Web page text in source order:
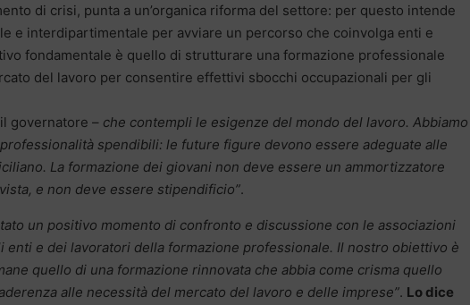
di crisi, punta a un’organica riforma del settore: per questo intende
e interdipartimentale per avviare un percorso che coinvolga enti e
fondamentale è quello di strutturare una formazione professionale
del lavoro per consentire effettivi sbocchi occupazionali per gli
governatore – che contempli le esigenze del mondo del lavoro. Abbiamo
spendibili: le future figure devono essere adeguate alle
La formazione dei giovani non deve essere un ammortizzatore
e non deve essere stipendificio”.
un positivo momento di confronto e discussione con le associazioni
enti e dei lavoratori della formazione professionale. Il nostro obiettivo è
quello di una formazione rinnovata che abbia come crisma quello
alle necessità del mercato del lavoro e delle imprese”. Lo dice